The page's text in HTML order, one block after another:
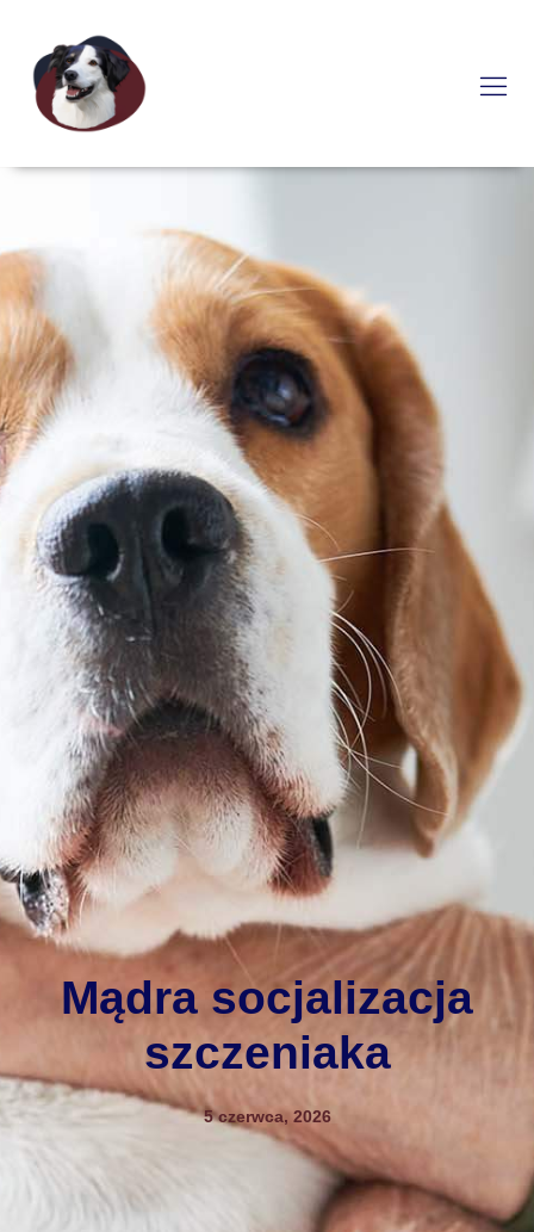
Mądra socjalizacja
szczeniaka
5 czerwca, 2026